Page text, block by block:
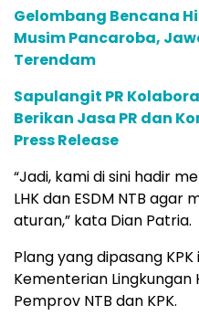
Gelombang Bencana
Musim Pancaroba,
Terendam
Sapulangit PR
Berikan Jasa PR dan
Press Release
“Jadi, kami di sini hadir
LHK dan ESDM NTB
aturan,” kata Dian Patria.
Plang yang dipasang
Kementerian Lingkungan
Pemprov NTB dan KPK.